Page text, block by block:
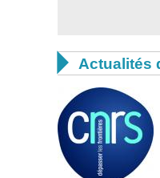
 Actualités